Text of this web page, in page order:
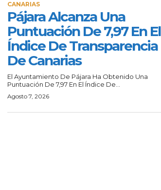
CANARIAS
Pájara Alcanza Una
Puntuación De 7,97 En El
Índice De Transparencia
De Canarias
El Ayuntamiento De Pájara Ha Obtenido Una
Puntuación De 7,97 En El Índice De...
Agosto 7, 2026